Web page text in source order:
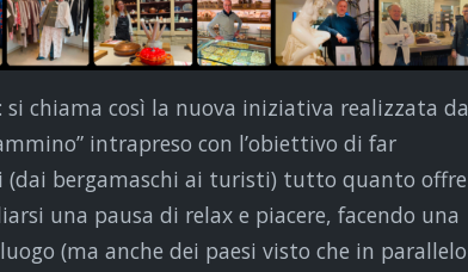
si chiama così la nuova iniziativa realizzata da
intrapreso con l’obiettivo di far
(dai bergamaschi ai turisti) tutto quanto offre
una pausa di relax e piacere, facendo una
(ma anche dei paesi visto che in parallelo